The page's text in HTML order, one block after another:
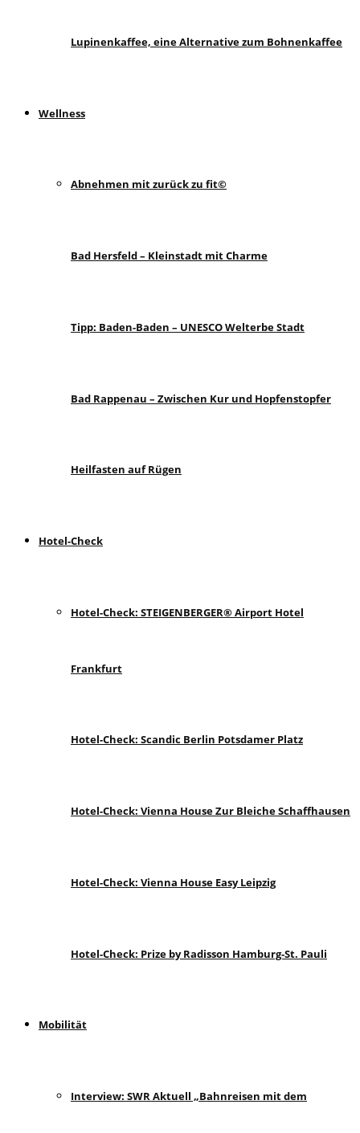
Lupinenkaffee, eine Alternative zum Bohnenkaffee
Wellness
Abnehmen mit zurück zu fit©
Bad Hersfeld – Kleinstadt mit Charme
Tipp: Baden-Baden – UNESCO Welterbe Stadt
Bad Rappenau – Zwischen Kur und Hopfenstopfer
Heilfasten auf Rügen
Hotel-Check
Hotel-Check: STEIGENBERGER® Airport Hotel
Frankfurt
Hotel-Check: Scandic Berlin Potsdamer Platz
Hotel-Check: Vienna House Zur Bleiche Schaffhausen
Hotel-Check: Vienna House Easy Leipzig
Hotel-Check: Prize by Radisson Hamburg-St. Pauli
Mobilität
Interview: SWR Aktuell „Bahnreisen mit dem